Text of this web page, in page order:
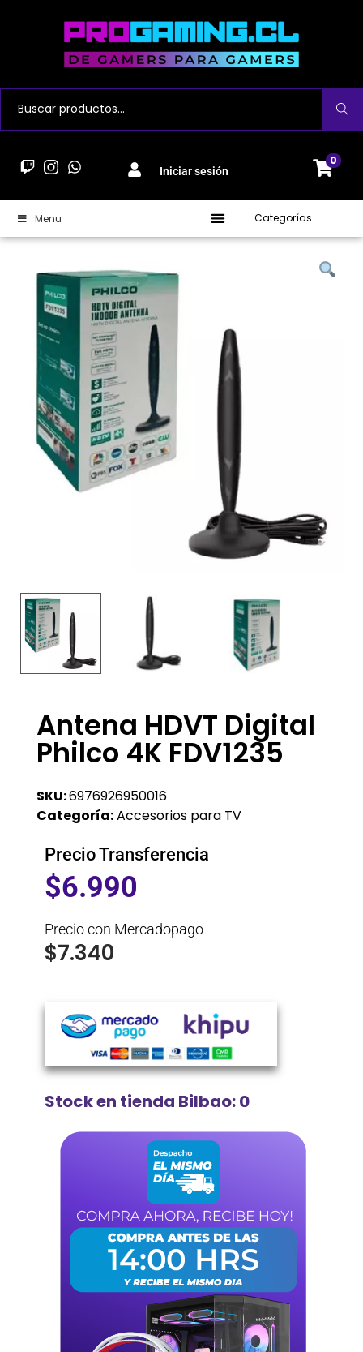
Buscar
Iniciar sesión
0
Menu Categorías
Antena HDVT Digital
Philco 4K FDV1235
SKU:6976926950016
Categoría:Accesorios para TV
Precio Transferencia
$6.990
Precio con Mercadopago
$7.340
Stock en tienda Bilbao: 0